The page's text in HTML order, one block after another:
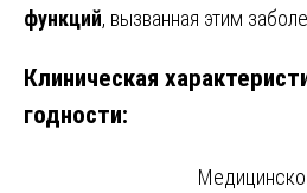
функций, вызванная этим
Клиническая
годности: